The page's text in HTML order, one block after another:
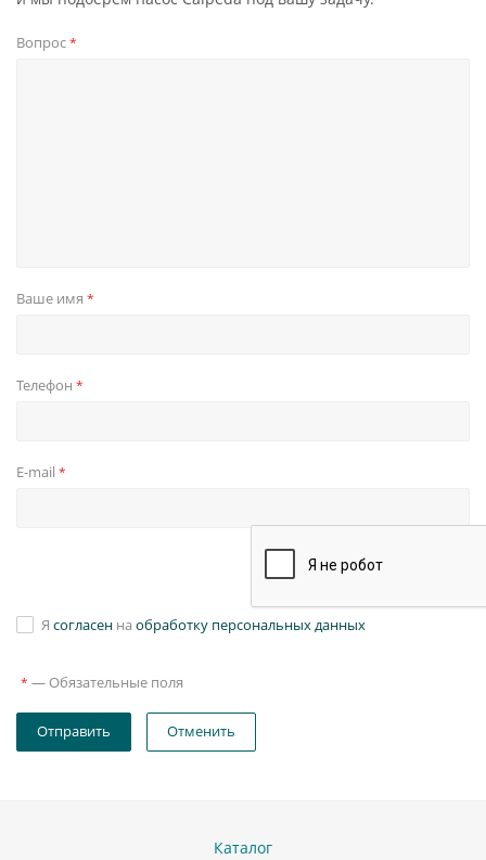
Вопрос*
Ваше имя *
Телефон *
E-mail *
Я согласен на обработку персональных данных
* — Обязательные поля
Отправить Отменить
Каталог